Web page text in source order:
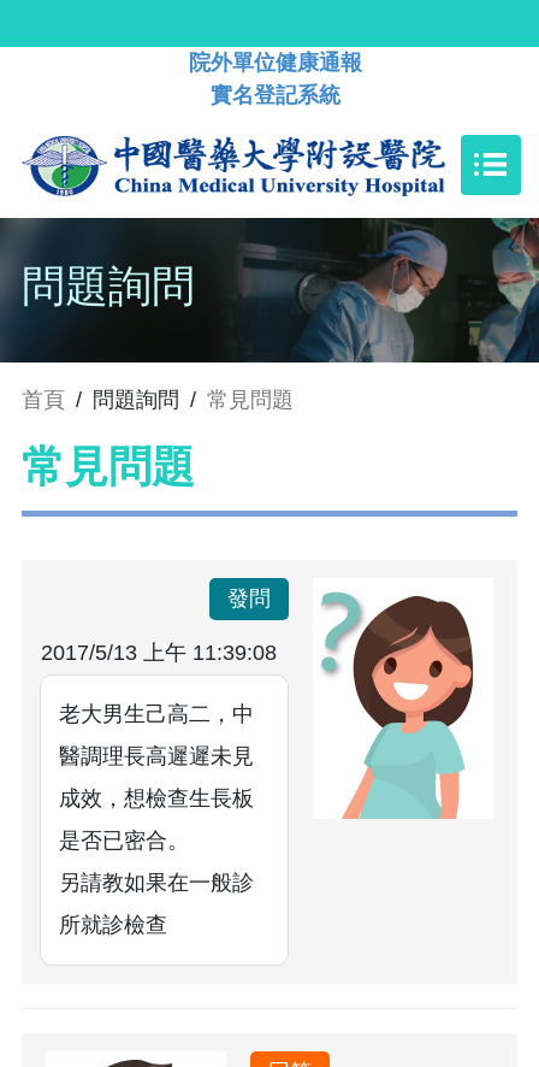
院外單位健康通報
實名登記系統
問題詢問
首頁 / 問題詢問 / 常見問題
常見問題
發問
2017/5/13 上午 11:39:08
老大男生己高二，中
醫調理長高遲遲未見
成效，想檢查生長板
是否已密合。
另請教如果在一般診
所就診檢查